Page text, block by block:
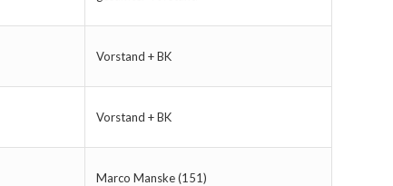
Vorstand + BK
Vorstand + BK
Marco Manske (151)